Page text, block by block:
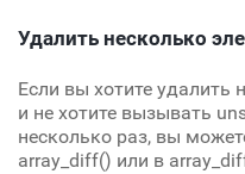
Удалить несколько
Если вы хотите удалить
и не хотите вызывать
несколько раз, вы
array_diff() или в